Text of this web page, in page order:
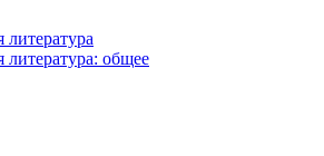
литература
литература: общее